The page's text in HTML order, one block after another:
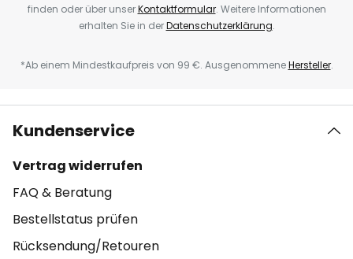
finden oder über unserKontaktformular. Weitere Informationen
erhalten Sie in derDatenschutzerklärung.
*Ab einem Mindestkaufpreis von 99 €. AusgenommeneHersteller.
Kundenservice
Vertrag widerrufen
FAQ & Beratung
Bestellstatus prüfen
Rücksendung/Retouren